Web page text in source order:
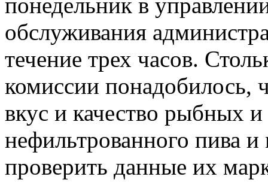
обслуживания
течение трех часов.
комиссии понадобилось,
вкус и качество рыбных
нефильтрованного пива
проверить данные их